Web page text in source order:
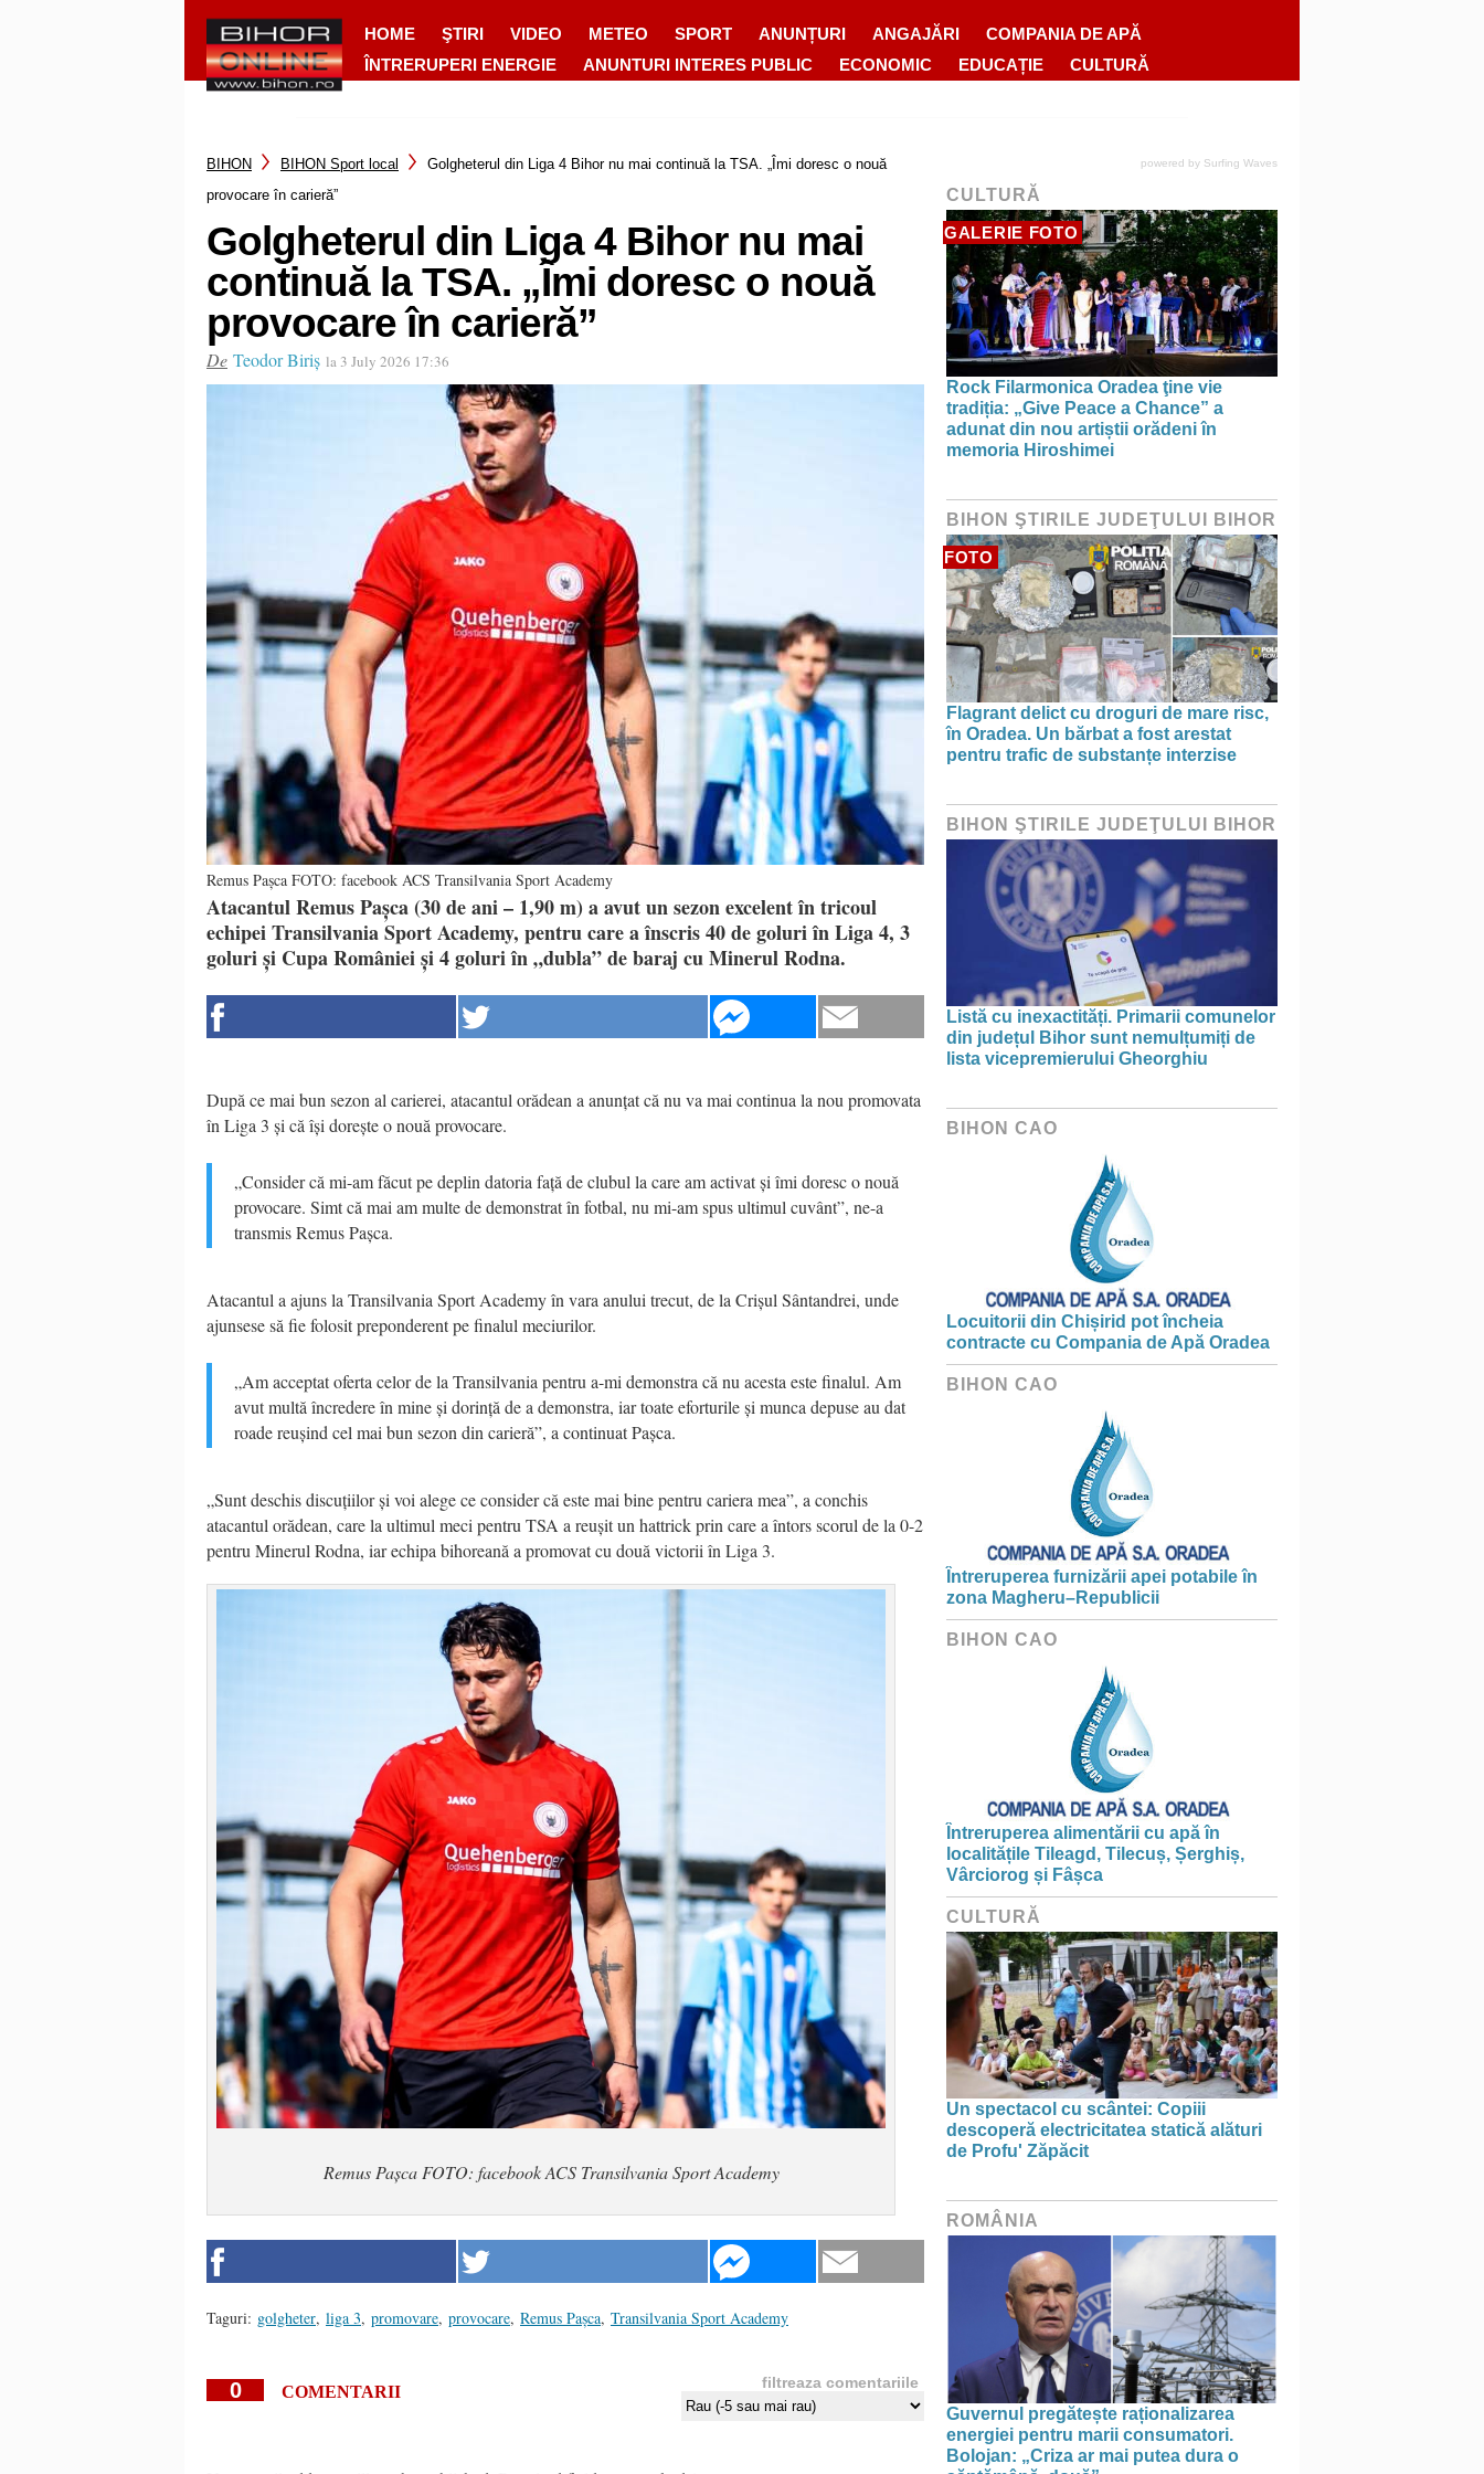
HOME ŞTIRI VIDEO METEO SPORT ANUNȚURI ANGAJĂRI
COMPANIA DE APĂ
ÎNTRERUPERI ENERGIE
ANUNTURI INTERES PUBLIC ECONOMIC EDUCAȚIE CULTURĂ
BIHON BIHON Sport local
Golgheterul din Liga 4 Bihor nu mai continuă la TSA. „Îmi doresc o nouă
provocare în carieră”
Golgheterul din Liga 4 Bihor nu mai
continuă la TSA. „Îmi doresc o nouă
provocare în carieră”
De Teodor Biriș la 3 July 2026 17:36
Remus Pașca FOTO: facebook ACS Transilvania Sport Academy
Atacantul Remus Pașca (30 de ani – 1,90 m) a avut un sezon excelent în tricoul
echipei Transilvania Sport Academy, pentru care a înscris 40 de goluri în Liga 4, 3
goluri și Cupa României și 4 goluri în „dubla” de baraj cu Minerul Rodna.
După ce mai bun sezon al carierei, atacantul orădean a anunțat că nu va mai continua la nou promovata
în Liga 3 și că își dorește o nouă provocare.
„Consider că mi-am făcut pe deplin datoria față de clubul la care am activat și îmi doresc o nouă
provocare. Simt că mai am multe de demonstrat în fotbal, nu mi-am spus ultimul cuvânt”, ne-a
transmis Remus Pașca.
Atacantul a ajuns la Transilvania Sport Academy în vara anului trecut, de la Crișul Sântandrei, unde
ajunsese să fie folosit preponderent pe finalul meciurilor.
„Am acceptat oferta celor de la Transilvania pentru a-mi demonstra că nu acesta este finalul. Am
avut multă încredere în mine și dorință de a demonstra, iar toate eforturile și munca depuse au dat
roade reușind cel mai bun sezon din carieră”, a continuat Pașca.
„Sunt deschis discuțiilor și voi alege ce consider că este mai bine pentru cariera mea”, a conchis
atacantul orădean, care la ultimul meci pentru TSA a reușit un hattrick prin care a întors scorul de la 0-2
pentru Minerul Rodna, iar echipa bihoreană a promovat cu două victorii în Liga 3.
Remus Pașca FOTO: facebook ACS Transilvania Sport Academy
Taguri: golgheter, liga 3, promovare, provocare, Remus Pașca, Transilvania Sport Academy
0 COMENTARII filtreaza comentariile
powered by Surfing Waves
CULTURĂ
GALERIE FOTO
Rock Filarmonica Oradea ţine vie
tradiția: „Give Peace a Chance” a
adunat din nou artiștii orădeni în
memoria Hiroshimei
BIHON ŞTIRILE JUDEŢULUI BIHOR
FOTO
Flagrant delict cu droguri de mare risc,
în Oradea. Un bărbat a fost arestat
pentru trafic de substanțe interzise
BIHON ŞTIRILE JUDEŢULUI BIHOR
Listă cu inexactități. Primarii comunelor
din județul Bihor sunt nemulțumiți de
lista vicepremierului Gheorghiu
BIHON CAO
Locuitorii din Chișirid pot încheia
contracte cu Compania de Apă Oradea
BIHON CAO
Întreruperea furnizării apei potabile în
zona Magheru–Republicii
BIHON CAO
Întreruperea alimentării cu apă în
localitățile Tileagd, Tilecuș, Șerghiș,
Vârciorog și Fâșca
CULTURĂ
Un spectacol cu scântei: Copiii
descoperă electricitatea statică alături
de Profu' Zăpăcit
ROMÂNIA
Guvernul pregătește raționalizarea
energiei pentru marii consumatori.
Bolojan: „Criza ar mai putea dura o